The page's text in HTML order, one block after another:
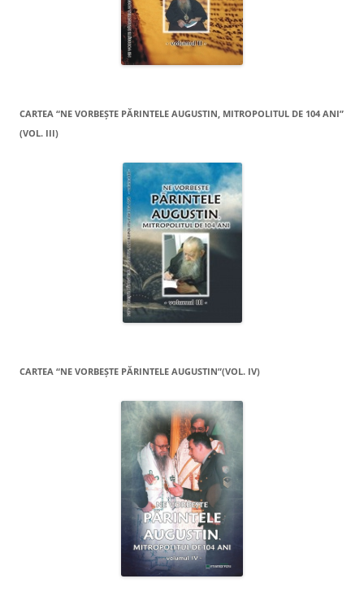
CARTEA “NE VORBEŞTE PĂRINTELE AUGUSTIN, MITROPOLITUL DE 104 ANI”
(VOL. III)
CARTEA “NE VORBEŞTE PĂRINTELE AUGUSTIN”(VOL. IV)